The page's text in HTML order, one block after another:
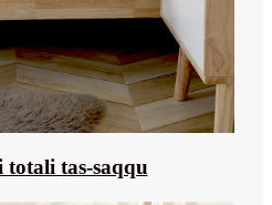
totali tas-saqqu